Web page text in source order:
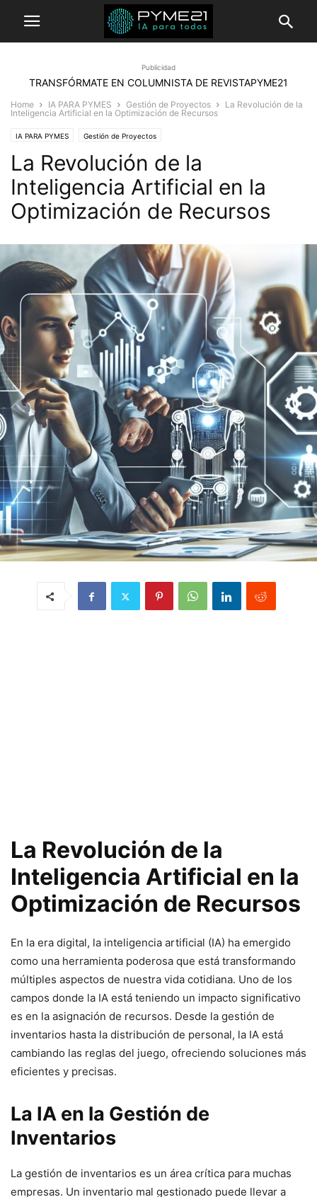
Publicidad
TRANSFÓRMATE EN COLUMNISTA DE REVISTAPYME21
Home IA PARA PYMES Gestión de Proyectos
La Revolución de la
Inteligencia Artificial en la Optimización de Recursos
IA PARA PYMES Gestión de Proyectos
La Revolución de la
Inteligencia Artificial en la
Optimización de Recursos
La Revolución de la
Inteligencia Artificial en la
Optimización de Recursos
En la era digital, la inteligencia artificial (IA) ha emergido
como una herramienta poderosa que está transformando
múltiples aspectos de nuestra vida cotidiana. Uno de los
campos donde la IA está teniendo un impacto significativo
es en la asignación de recursos. Desde la gestión de
inventarios hasta la distribución de personal, la IA está
cambiando las reglas del juego, ofreciendo soluciones más
eficientes y precisas.
La IA en la Gestión de
Inventarios
La gestión de inventarios es un área crítica para muchas
empresas. Un inventario mal gestionado puede llevar a